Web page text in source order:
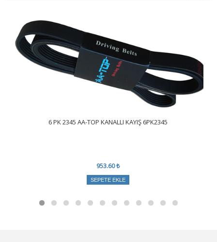
6 PK 2345 AA-TOP KANALLI KAYIŞ 6PK2345
953.60 ₺
SEPETE EKLE